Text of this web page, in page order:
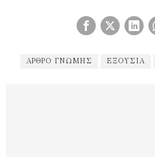
ΑΡΘΡΟ ΓΝΩΜΗΣ ΕΞΟΥΣΊΑ